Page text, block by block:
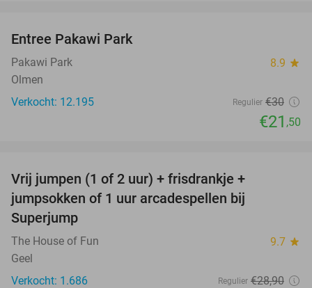
Entree Pakawi Park
Pakawi Park 8.9 star
Olmen
Verkocht: 12.195
Regulier €30
€21 ,50
Vrij jumpen (1 of 2 uur) + frisdrankje +
jumpsokken of 1 uur arcadespellen bij
Superjump
The House of Fun 9.7 star
Geel
Verkocht: 1.686
Regulier €28,90